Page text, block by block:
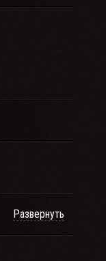
Развернуть